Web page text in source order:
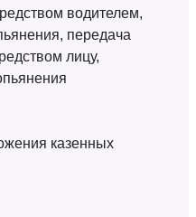
водителем,
передача
лицу,
казенных